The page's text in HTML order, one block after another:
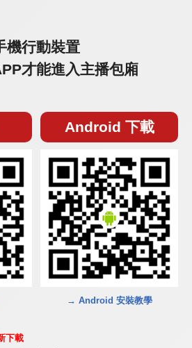
機行動裝置
才能進入主播包廂
Android 下載
→ Android 安裝教學
下載